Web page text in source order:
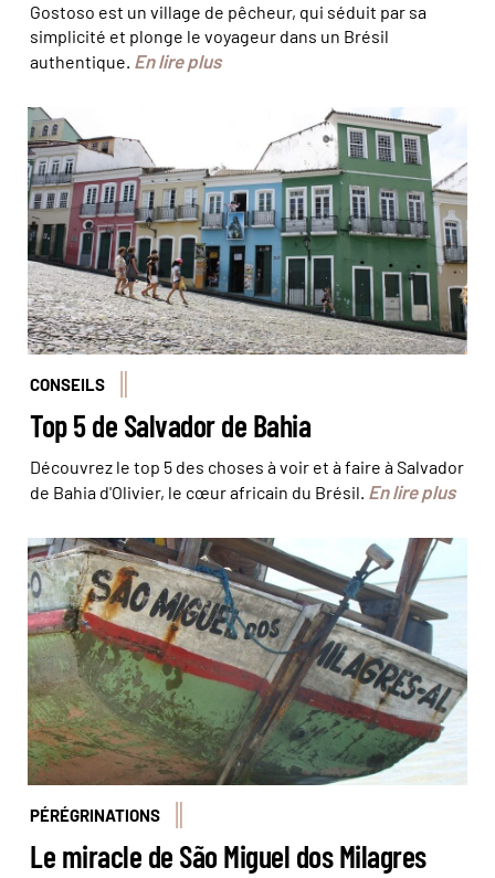
Gostoso est un village de pêcheur, qui séduit par sa
simplicité et plonge le voyageur dans un Brésil
authentique. En lire plus
Le Pelourinho © Olivier Bodart
CONSEILS
Top 5 de Salvador de Bahia
Découvrez le top 5 des choses à voir et à faire à Salvador
de Bahia d'Olivier, le cœur africain du Brésil. En lire plus
© José Carlos/Pousada do Caju
PÉRÉGRINATIONS
Le miracle de São Miguel dos Milagres